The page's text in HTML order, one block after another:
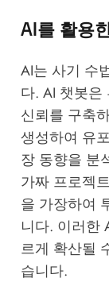
AI를 활용
AI는 사기 수
다. AI 챗봇은
신뢰를 구축
생성하여 유
장 동향을 분
가짜 프로젝
을 가장하여
니다. 이러한
르게 확산될
습니다.